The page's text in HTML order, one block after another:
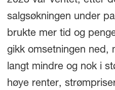
salgsøkningen under
brukte mer tid og
gikk omsetningen ned,
langt mindre og nok i
høye renter,